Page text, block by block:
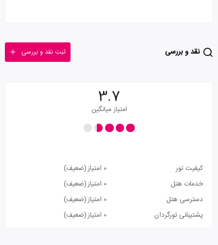
نقد و بررسی ثبت نقد و بررسی
3.7
امتیاز میانگین
کیفیت تور 0 امتیاز
(ضعیف)
خدمات هتل
0 امتیاز
(ضعیف)
دسترسی هتل
0 امتیاز
(ضعیف)
پشتیبانی تورگردان
0 امتیاز (ضعیف)